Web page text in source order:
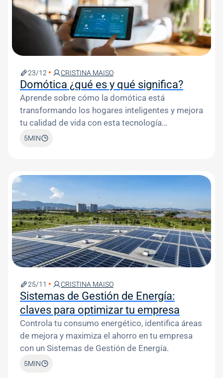
23/12 CRISTINA MAISO
Domótica ¿qué es y qué significa?
Aprende sobre cómo la domótica está
transformando los hogares inteligentes y mejora
tu calidad de vida con esta tecnología
innovadora.
5MIN
Image
25/11 CRISTINA MAISO
Sistemas de Gestión de Energía:
claves para optimizar tu empresa
Controla tu consumo energético, identifica áreas
de mejora y maximiza el ahorro en tu empresa
con un Sistemas de Gestión de Energía.
5MIN